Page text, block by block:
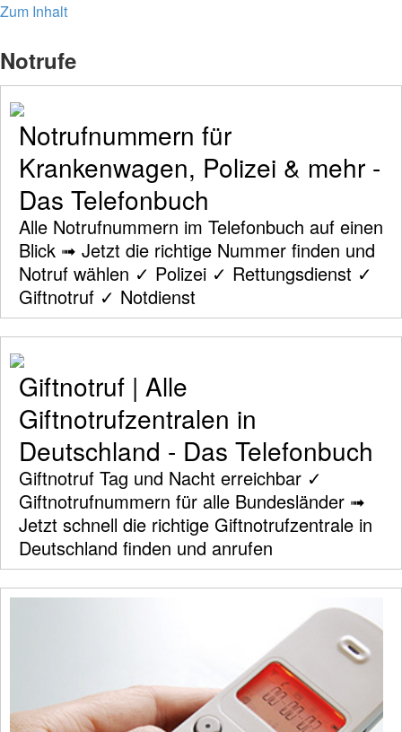
Zum Inhalt
Notrufe
Notrufnummern für
Krankenwagen, Polizei & mehr -
Das Telefonbuch
Alle Notrufnummern im Telefonbuch auf einen
Blick ➟ Jetzt die richtige Nummer finden und
Notruf wählen ✓ Polizei ✓ Rettungsdienst ✓
Giftnotruf ✓ Notdienst
Giftnotruf | Alle
Giftnotrufzentralen in
Deutschland - Das Telefonbuch
Giftnotruf Tag und Nacht erreichbar ✓
Giftnotrufnummern für alle Bundesländer ➟
Jetzt schnell die richtige Giftnotrufzentrale in
Deutschland finden und anrufen